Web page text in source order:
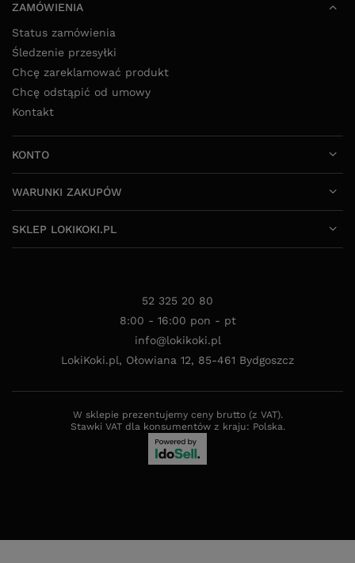
ZAMÓWIENIA
Status zamówienia
Śledzenie przesyłki
Chcę zareklamować produkt
Chcę odstąpić od umowy
Kontakt
KONTO
WARUNKI ZAKUPÓW
SKLEP LOKIKOKI.PL
52 325 20 80
8:00 - 16:00 pon - pt
info@lokikoki.pl
LokiKoki.pl, Ołowiana 12, 85-461 Bydgoszcz
W sklepie prezentujemy ceny brutto (z VAT).
Stawki VAT dla konsumentów z kraju: Polska.